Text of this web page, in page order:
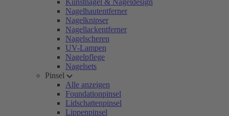
Kunstnägel & Nageldesign
Nagelhautentferner
Nagelknipser
Nagellackentferner
Nagelscheren
UV-Lampen
Nagelpflege
Nagelsets
Pinsel
Alle anzeigen
Foundationpinsel
Lidschattenpinsel
Lippenpinsel